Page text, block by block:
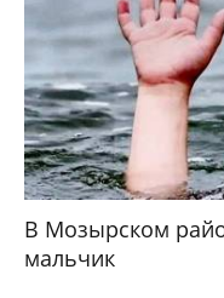
В Мозырском
мальчик